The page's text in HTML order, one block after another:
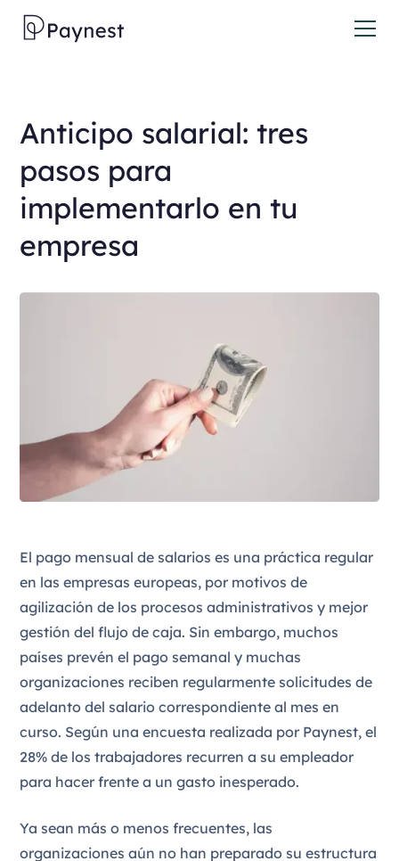
Anticipo salarial: tres
pasos para
implementarlo en tu
empresa
El pago mensual de salarios es una práctica regular
en las empresas europeas, por motivos de
agilización de los procesos administrativos y mejor
gestión del flujo de caja. Sin embargo, muchos
países prevén el pago semanal y muchas
organizaciones reciben regularmente solicitudes de
adelanto del salario correspondiente al mes en
curso. Según una encuesta realizada por Paynest, el
28% de los trabajadores recurren a su empleador
para hacer frente a un gasto inesperado.
Ya sean más o menos frecuentes, las
organizaciones aún no han preparado su estructura